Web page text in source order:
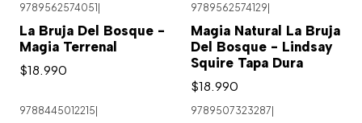
9789562574051
La Bruja Del Bosque -
Magia Terrenal
$18.990
9789562574129
Magia Natural La Bruja
Del Bosque - Lindsay
Squire Tapa Dura
$18.990
9788445012215 9789507323287